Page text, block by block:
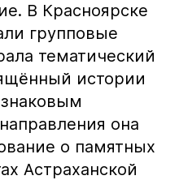
В Красноярске
групповые
тематический
истории
она
о памятных
Астраханской